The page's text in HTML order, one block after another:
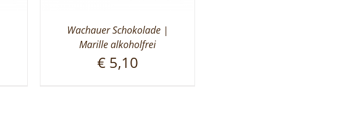
Wachauer Schokolade |
Marille alkoholfrei
€5,10